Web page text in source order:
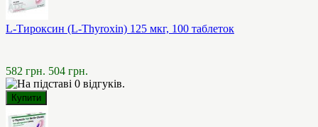
L-Тироксин (L-Thyroxin) 125 мкг, 100 таблеток
582 грн. 504 грн.